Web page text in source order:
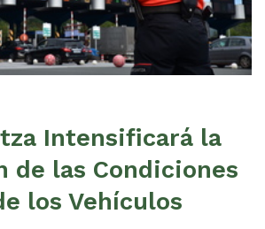
Intensificará la
de las Condiciones
los Vehículos